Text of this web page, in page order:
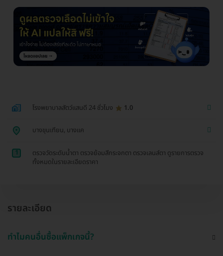
โรงพยาบาลสัตว์แสนดี 24 ชั่วโมง 1.0
บางขุนเทียน, บางแค
1
ตรวจวัดระดับน้ำตา ตรวจย้อมสีกระจกตา ตรวจเลนส์ตา ดูรายการตรวจ
ทั้งหมดในรายละเอียดราคา
รายละเอียด
ทำไมคนอื่นซื้อแพ็กเกจนี้?